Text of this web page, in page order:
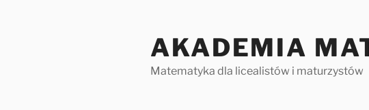
AKADEMIA
Matematyka dla licealistów i maturzystów